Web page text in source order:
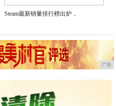
Steam最新销量排行榜出炉，
广告